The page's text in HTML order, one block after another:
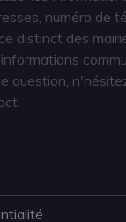
numéro de
distinct des
question,